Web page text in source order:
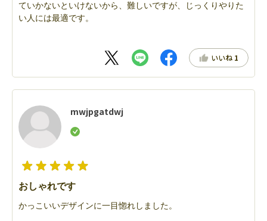
ていかないといけないから、難しいですが、じっくりやりた
い人には最適です。
いいね 1
mwjpgatdwj
おしゃれです
かっこいいデザインに一目惚れしました。